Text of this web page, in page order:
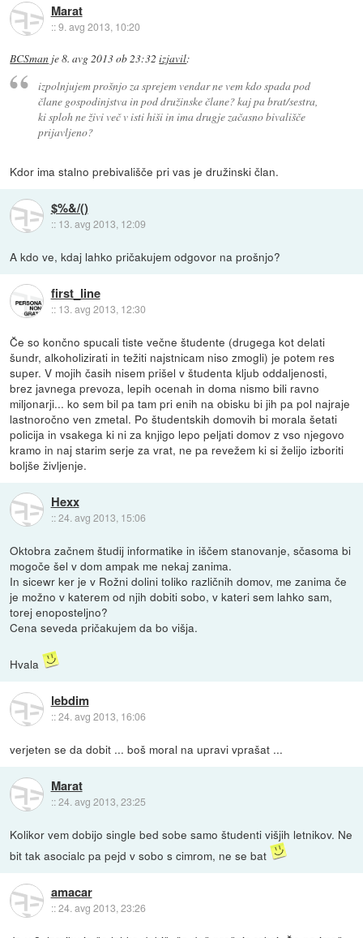
Marat
::9. avg 2013, 10:20
BCSman je8. avg 2013 ob 23:32 izjavil:
izpolnjujem prošnjo za sprejem vendar ne vem kdo spada pod
člane gospodinjstva in pod družinske člane? kaj pa brat/sestra,
ki sploh ne živi več v isti hiši in ima drugje začasno bivališče
prijavljeno?
Kdor ima stalno prebivališče pri vas je družinski član.
$%&/()
:: 13. avg 2013, 12:09
A kdo ve, kdaj lahko pričakujem odgovor na prošnjo?
first_line
:: 13. avg 2013, 12:30
Če so končno spucali tiste večne študente (drugega kot delati
šundr, alkoholizirati in težiti najstnicam niso zmogli) je potem res
super. V mojih časih nisem prišel v študenta kljub oddaljenosti,
brez javnega prevoza, lepih ocenah in doma nismo bili ravno
miljonarji... ko sem bil pa tam pri enih na obisku bi jih pa pol najraje
lastnoročno ven zmetal. Po študentskih domovih bi morala šetati
policija in vsakega ki ni za knjigo lepo peljati domov z vso njegovo
kramo in naj starim serje za vrat, ne pa revežem ki si želijo izboriti
boljše življenje.
Hexx
::24. avg 2013, 15:06
Oktobra začnem študij informatike in iščem stanovanje, sčasoma bi
mogoče šel v dom ampak me nekaj zanima.
In sicewr ker je v Rožni dolini toliko različnih domov, me zanima če
je možno v katerem od njih dobiti sobo, v kateri sem lahko sam,
torej enoposteljno?
Cena seveda pričakujem da bo višja.
Hvala
lebdim
::24. avg 2013, 16:06
verjeten se da dobit ... boš moral na upravi vprašat ...
Marat
::24. avg 2013, 23:25
Kolikor vem dobijo single bed sobe samo študenti višjih letnikov. Ne
bit tak asocialc pa pejd v sobo s cimrom, ne se bat
amacar
::24. avg 2013, 23:26